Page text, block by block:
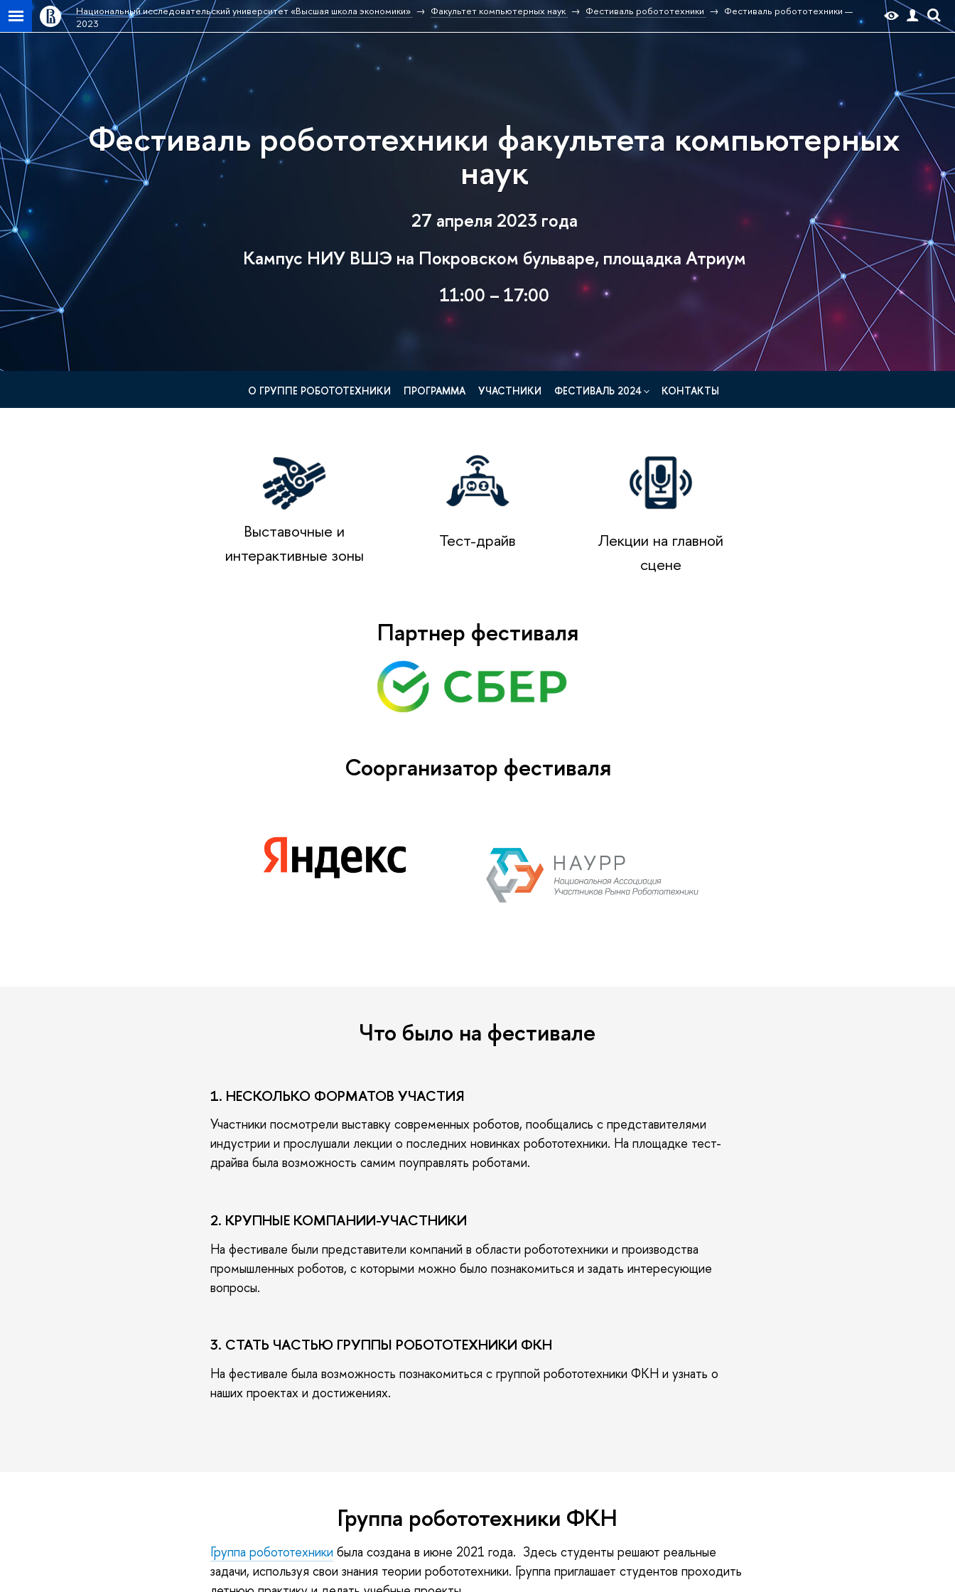
Национальный исследовательский университет «Высшая школа экономики» Факультет компьютерных наук Фестиваль робототехники
Фестиваль робототехники —
2023
Фестиваль робототехники факультета компьютерных
наук
27 апреля 2023 года
Кампус НИУ ВШЭ на Покровском бульваре, площадка Атриум
11:00 – 17:00
О ГРУППЕ РОБОТОТЕХНИКИ ПРОГРАММА УЧАСТНИКИ ФЕСТИВАЛЬ 2024 КОНТАКТЫ
Выставочные и
интерактивные зоны
Тест-драйв
Лекции на главной
сцене
Партнер фестиваля
Соорганизатор фестиваля
Что было на фестивале
1. НЕСКОЛЬКО ФОРМАТОВ УЧАСТИЯ
Участники посмотрели выставку современных роботов, пообщались с представителями
индустрии и прослушали лекции о последних новинках робототехники. На площадке тест-
драйва была возможность самим поуправлять роботами.
2. КРУПНЫЕ КОМПАНИИ-УЧАСТНИКИ
На фестивале были представители компаний в области робототехники и производства
промышленных роботов, с которыми можно было познакомиться и задать интересующие
вопросы.
3. СТАТЬ ЧАСТЬЮ ГРУППЫ РОБОТОТЕХНИКИ ФКН
На фестивале была возможность познакомиться с группой робототехники ФКН и узнать о
наших проектах и достижениях.
Группа робототехники ФКН
Группа робототехники была создана в июне 2021 года. Здесь студенты решают реальные
задачи, используя свои знания теории робототехники. Группа приглашает студентов проходить